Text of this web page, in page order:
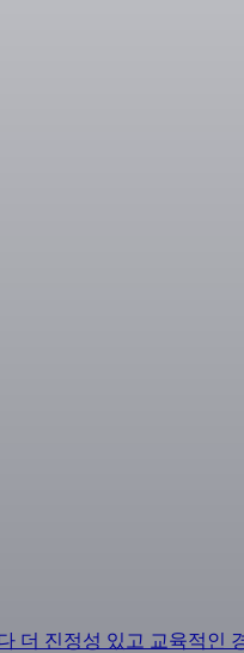
더 진정성 있고 교육적인